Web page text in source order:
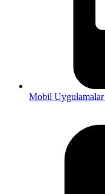
Mobil Uygulamalar